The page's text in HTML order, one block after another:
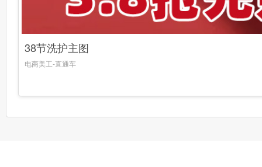
38节洗护主图
电商美工-直通车